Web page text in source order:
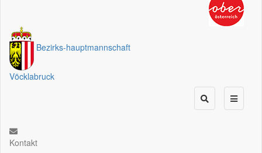
Bezirks-hauptmannschaft
Vöcklabruck
Kontakt